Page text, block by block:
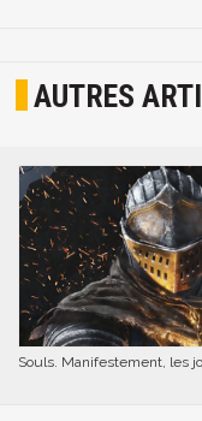
AUTRES
Souls. Manifestement, les